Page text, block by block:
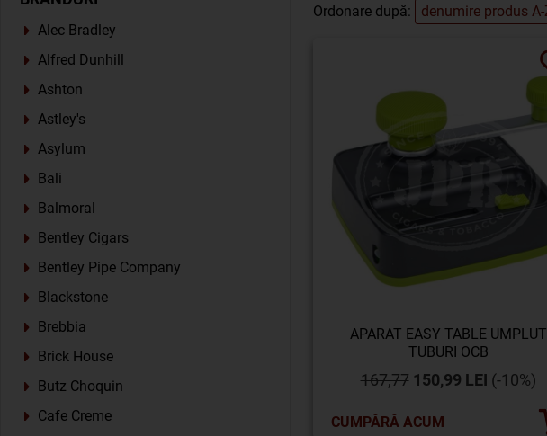
Alec Bradley
Alfred Dunhill
Ashton
Astley's
Asylum
Bali
Balmoral
Bentley Cigars
Bentley Pipe Company
Blackstone
Brebbia
Brick House
Butz Choquin
Cafe Creme
Ordonare după:
APARAT EASY TABLE UMPLUT
TUBURI OCB
167,77 150,99 LEI (-10%)
CUMPĂRĂ ACUM